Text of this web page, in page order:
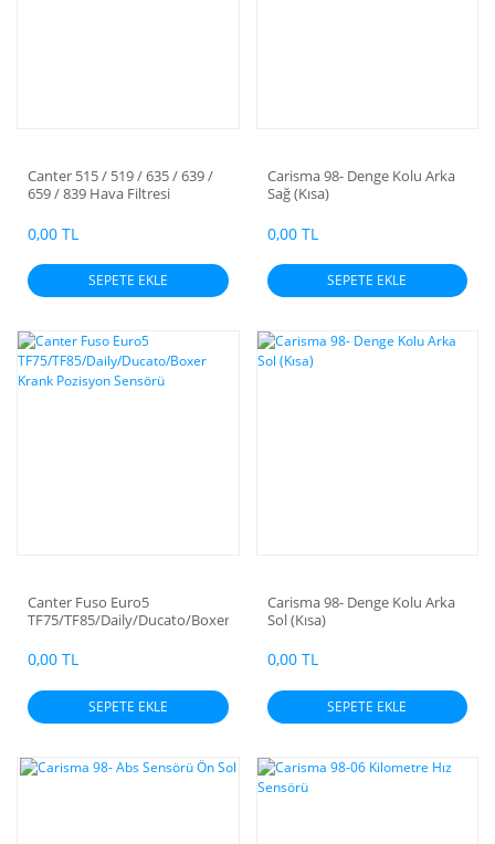
Canter 515 / 519 / 635 / 639 /
659 / 839 Hava Filtresi
0,00 TL
SEPETE EKLE
Carisma 98- Denge Kolu Arka
Sağ (Kısa)
0,00 TL
SEPETE EKLE
Canter Fuso Euro5
TF75/TF85/Daily/Ducato/Boxer
0,00 TL
SEPETE EKLE
Carisma 98- Denge Kolu Arka
Sol (Kısa)
0,00 TL
SEPETE EKLE